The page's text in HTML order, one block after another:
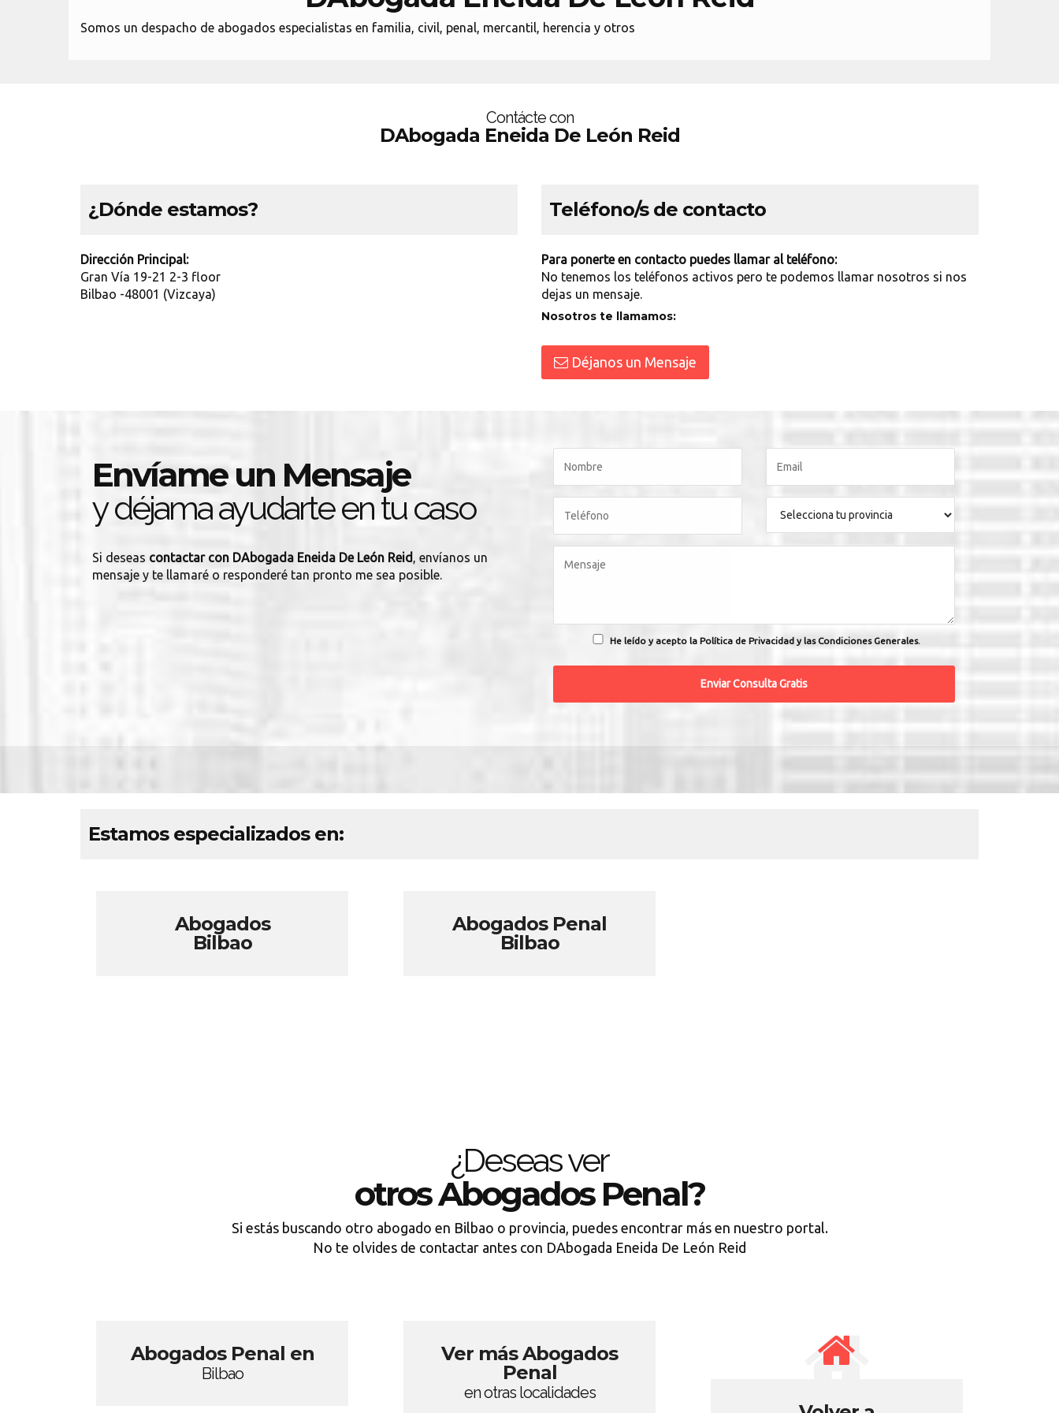
Somos un despacho de abogados especialistas en familia, civil, penal, mercantil, herencia y otros
Contácte con
DAbogada Eneida De León Reid
¿Dónde estamos?
Dirección Principal:
Gran Vía 19-21 2-3 floor
Bilbao -48001 (Vizcaya)
Teléfono/s de contacto
Para ponerte en contacto puedes llamar al teléfono:
No tenemos los teléfonos activos pero te podemos llamar nosotros si nos
dejas un mensaje.
Nosotros te llamamos:
Déjanos un Mensaje
Envíame un Mensaje
y déjama ayudarte en tu caso
Si deseas contactar con DAbogada Eneida De León Reid, envíanos un
mensaje y te llamaré o responderé tan pronto me sea posible.
He leído y acepto la Política de Privacidad y las Condiciones Generales.
Estamos especializados en:
Abogados
Bilbao
Abogados Penal
Bilbao
¿Deseas ver
otros Abogados Penal?
Si estás buscando otro abogado en Bilbao o provincia, puedes encontrar más en nuestro portal.
No te olvides de contactar antes con DAbogada Eneida De León Reid
Abogados Penal en
Bilbao
Ver más Abogados
Penal
en otras localidades